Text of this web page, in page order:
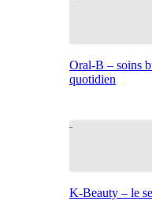
Oral-B – soins
quotidien
K-Beauty – le